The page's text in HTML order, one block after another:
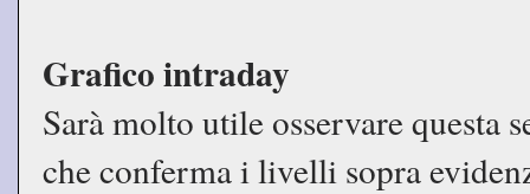
Grafico intraday
Sarà molto utile osservare questa
che conferma i livelli sopra